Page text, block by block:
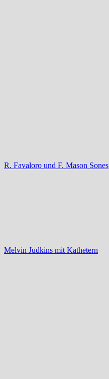
R. Favaloro und F. Mason Sones
Melvin Judkins mit Kathetern